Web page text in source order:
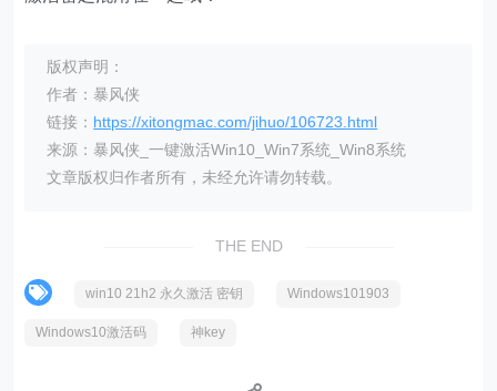
版权声明：
作者：暴风侠
链接： https://xitongmac.com/jihuo/106723.html
来源：暴风侠_一键激活Win10_Win7系统_Win8系统
文章版权归作者所有，未经允许请勿转载。
THE END
win10 21h2 永久激活 密钥 Windows101903
Windows10激活码 神key